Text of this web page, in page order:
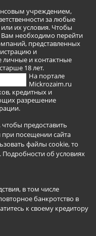
учреждением,
за любые
их условия. Чтобы
необходимо перейти
представленных
и
личные и контактные
18 лет.
На портале
Mickrozaim.ru
кредитных и
разрешение
предоставить
посещении сайта
файлы cookie, то
Подробности об условиях
в том числе
банкротство в
к своему кредитору